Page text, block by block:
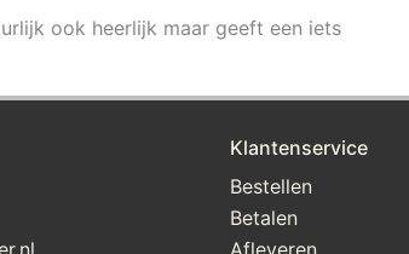
ook heerlijk maar geeft een iets
Klantenservice
Bestellen
Betalen